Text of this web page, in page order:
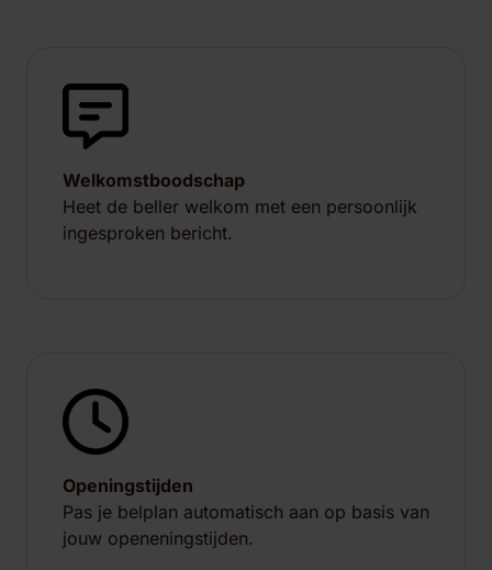
Welkomstboodschap
Heet de beller welkom met een persoonlijk
ingesproken bericht.
Openingstijden
Pas je belplan automatisch aan op basis van
jouw openeningstijden.